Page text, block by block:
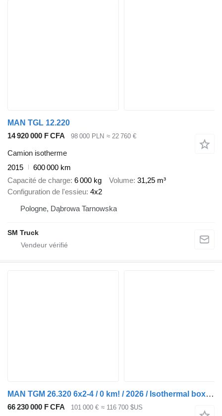
MAN TGL 12.220
14 920 000 F CFA
98 000 PLN ≈ 22 760 €
Camion isotherme
2015
600 000 km
Capacité de charge 6 000 kg Volume 31,25 m³
Configuration de l'essieu 4x2
Pologne, Dąbrowa Tarnowska
SM Truck
MAN TGM 26.320 6x2-4 / 0 km! / 2026 / Isothermal box 22 EPAL
66 230 000 F CFA 101 000 € ≈ 116 700 $US